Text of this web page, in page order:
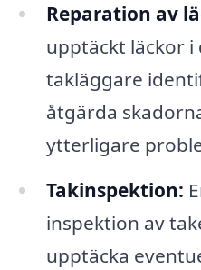
Reparation av
upptäckt läckor i
takläggare
åtgärda
ytterligare
Takinspektion:
inspektion av
upptäcka